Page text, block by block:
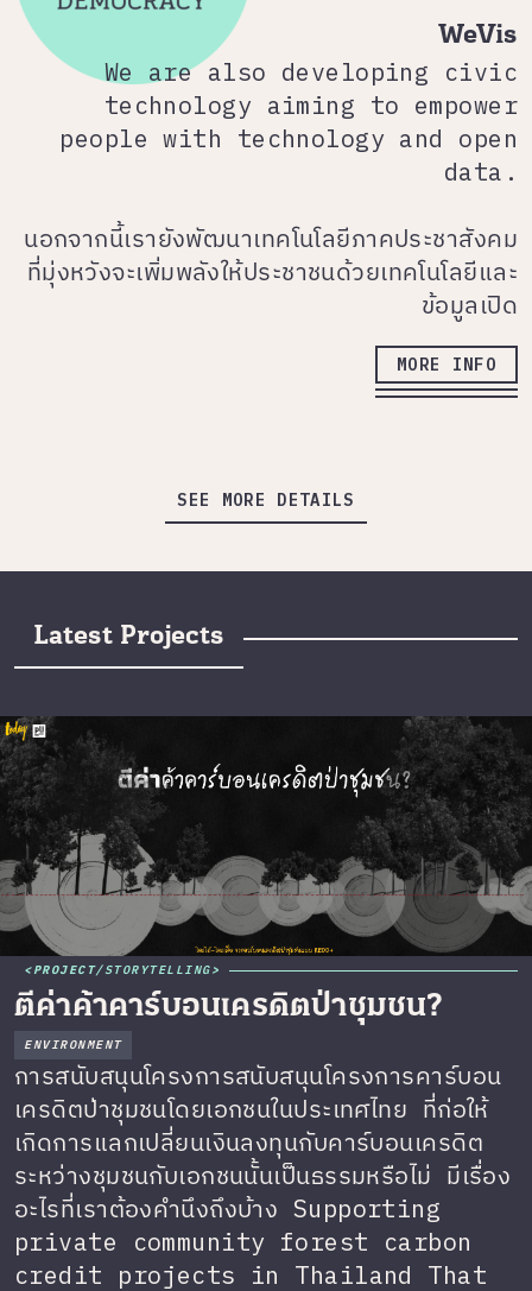
WeVis
We are also developing civic
technology aiming to empower
people with technology and open
data.
นอกจากนี้เรายังพัฒนาเทคโนโลยีภาคประชาสังคม
ที่มุ่งหวังจะเพิ่มพลังให้ประชาชนด้วยเทคโนโลยีและ
ข้อมูลเปิด
MORE INFO
SEE MORE DETAILS
Latest Projects
PROJECT/STORYTELLING
ตีค่าค้าคาร์บอนเครดิตป่าชุมชน?
ENVIRONMENT
การสนับสนุนโครงการสนับสนุนโครงการคาร์บอน
เครดิตป่าชุมชนโดยเอกชนในประเทศไทย ที่ก่อให้
เกิดการแลกเปลี่ยนเงินลงทุนกับคาร์บอนเครดิต
ระหว่างชุมชนกับเอกชนนั้นเป็นธรรมหรือไม่ มีเรื่อง
อะไรที่เราต้องคำนึงถึงบ้าง Supporting
private community forest carbon
credit projects in Thailand That